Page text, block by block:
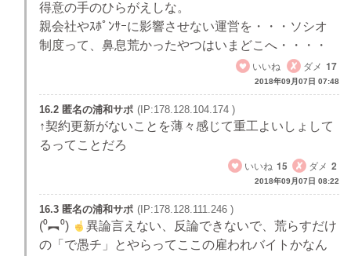
得意の手のひらがえしな。
親会社やｽﾎﾟﾝｻｰに影響させない運営を・・・ソシオ
制度って、鼻息荒かったやつはいまどこへ・・・・
いいね
ダメ 17
2018年09月07日 07:48
16.2 匿名の浦和サポ (IP:178.128.104.174 )
↑契約更新がないことを薄々感じて重工よいしょして
るってことだろ
いいね 15 ダメ 2
2018年09月07日 08:22
16.3 匿名の浦和サポ (IP:178.128.111.246 )
(⁰︻⁰)
異論言えない、反論できないで、荒らすだけ
の「で愚チ」とやらってここの雇われバイトかなん